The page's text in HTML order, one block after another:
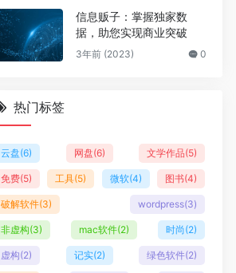
信息贩子：掌握独家数
据，助您实现商业突破
3年前 (2023) 0
热门标签
云盘(6) 网盘(6) 文学作品(5)
免费(5) 工具(5) 微软(4) 图书(4)
破解软件(3) wordpress(3)
非虚构(3) mac软件(2) 时尚(2)
虚构(2) 记实(2) 绿色软件(2)